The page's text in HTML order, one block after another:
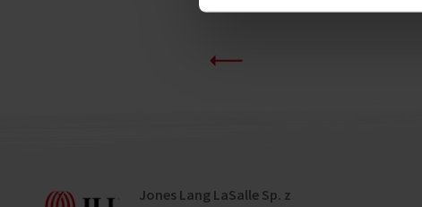
Jones Lang LaSalle Sp. z